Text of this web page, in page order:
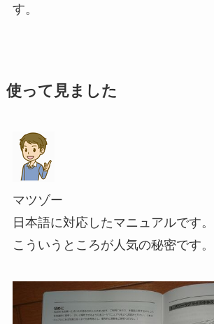
す。
使って見ました
マツゾー
日本語に対応したマニュアルです。
こういうところが人気の秘密です。